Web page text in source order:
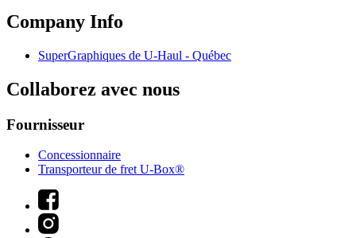
Company Info
SuperGraphiques de U-Haul - Québec
Collaborez avec nous
Fournisseur
Concessionnaire
Transporteur de fret U-Box®